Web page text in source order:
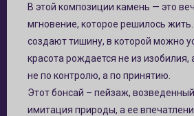
В этой композиции камень — это
мгновение, которое решилось
создают тишину, в которой можно
красота рождается не из изобилия,
не по контролю, а по принятию.
Этот бонсай – пейзаж,
имитация природы, а ее